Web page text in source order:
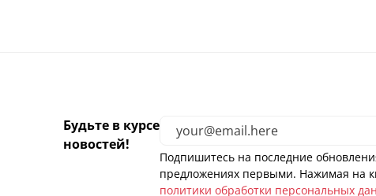
Будьте в курсе
новостей!
Подпишитесь на последние
предложениях первыми. Нажимая на
политики обработки персональных